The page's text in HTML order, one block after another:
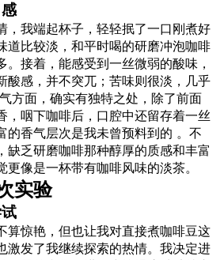
，我端起杯子，轻轻抿了一口刚煮好
道比较淡，和平时喝的研磨冲泡咖啡
。接着，能感受到一丝微弱的酸味，
酸感，并不突兀；苦味则很淡，几乎
方面，确实有独特之处，除了前面
，咽下咖啡后，口腔中还留存着一丝
的香气层次是我未曾预料到的 。不
缺乏研磨咖啡那种醇厚的质感和丰富
像是一杯带有咖啡风味的淡茶。
实验
算惊艳，但也让我对直接煮咖啡豆这
激发了我继续探索的热情。我决定进